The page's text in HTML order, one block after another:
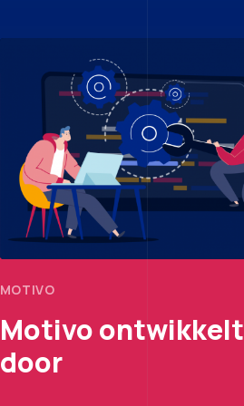
Motivo ontwikkelt
door
MOTIVO